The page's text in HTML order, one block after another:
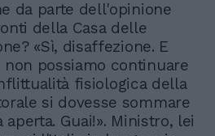
da parte dell'opinione
della Casa delle
«Sì, disaffezione. E
possiamo continuare
fisiologica della
si dovesse sommare
Guai!». Ministro, lei